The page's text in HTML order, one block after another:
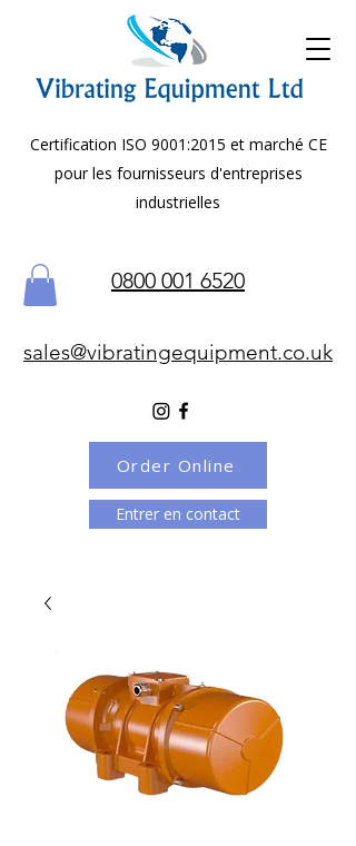
Certification ISO 9001:2015 et marché CE
pour les fournisseurs d'entreprises
industrielles
0800 001 6520
sales@vibratingequipment.co.uk
Entrer en contact
Order Online